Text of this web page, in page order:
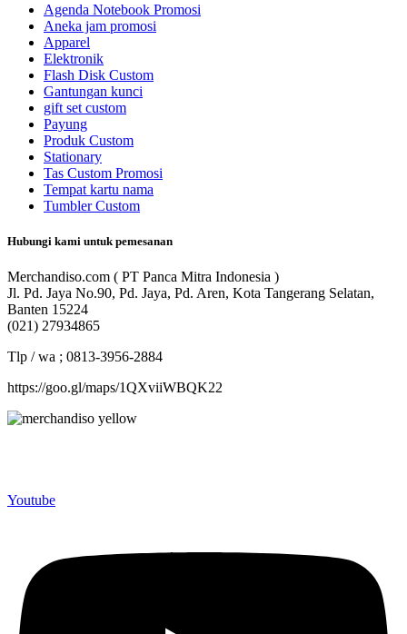
Agenda Notebook Promosi
Aneka jam promosi
Apparel
Elektronik
Flash Disk Custom
Gantungan kunci
gift set custom
Payung
Produk Custom
Stationary
Tas Custom Promosi
Tempat kartu nama
Tumbler Custom
Hubungi kami untuk pemesanan
Merchandiso.com ( PT Panca Mitra Indonesia )
Jl. Pd. Jaya No.90, Pd. Jaya, Pd. Aren, Kota Tangerang Selatan,
Banten 15224
(021) 27934865
Tlp / wa ; 0813-3956-2884
https://goo.gl/maps/1QXviiWBQK22
Youtube